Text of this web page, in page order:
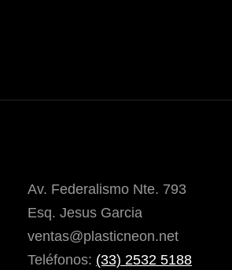
Av. Federalismo Nte. 793
Esq. Jesus Garcia
ventas@plasticneon.net
Teléfonos: (33) 2532 5188